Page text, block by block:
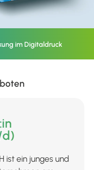
im Digitaldruck
ist ein junges und